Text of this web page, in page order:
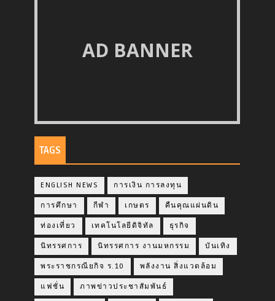
AD BANNER
TAGS
ENGLISH NEWS การเงิน การลงทุน
การศึกษา กีฬา เกษตร คืนคุณแผ่นดิน
ท่องเที่ยว เทคโนโลยีดิจิทัล ธุรกิจ
นิทรรศการ นิทรรศการ งานมหกรรม บันเทิง
พระราชกรณียกิจ ร.10 พลังงาน สิ่งแวดล้อม
แฟชั่น ภาพข่าวประชาสัมพันธ์